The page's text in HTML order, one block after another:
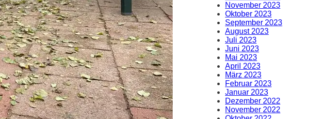
November 2023
Oktober 2023
September 2023
August 2023
Juli 2023
Juni 2023
Mai 2023
April 2023
März 2023
Februar 2023
Januar 2023
Dezember 2022
November 2022